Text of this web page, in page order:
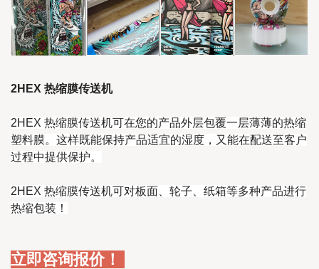
2HEX 热缩膜传送机
2HEX 热缩膜传送机可在您的产品外层包覆一层薄薄的热缩
塑料膜。这样既能保持产品适宜的湿度，又能在配送至客户
过程中提供保护。
2HEX 热缩膜传送机可对板面、轮子、纸箱等多种产品进行
热缩包装！
立即咨询报价！